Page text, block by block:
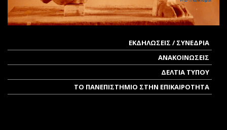
ΕΚΔΗΛΩΣΕΙΣ / ΣΥΝΕΔΡΙΑ
ΑΝΑΚΟΙΝΩΣΕΙΣ
ΔΕΛΤΙΑ ΤΥΠΟΥ
ΤΟ ΠΑΝΕΠΙΣΤΗΜΙΟ ΣΤΗΝ ΕΠΙΚΑΙΡΟΤΗΤΑ